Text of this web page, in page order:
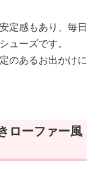
定感もあり、毎日
ューズです。
のあるお出かけに
ローファー風